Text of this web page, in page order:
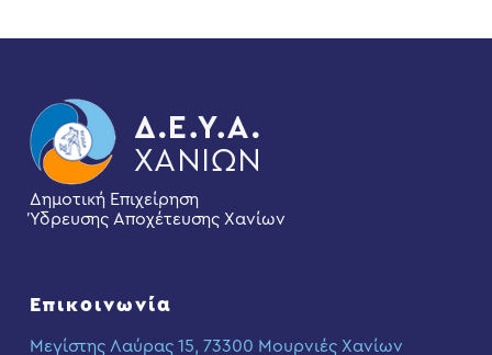
Δημοτική Επιχείρηση
Ύδρευσης Αποχέτευσης Χανίων
Επικοινωνία
Μεγίστης Λαύρας 15, 73300 Μουρνιές Χανίων